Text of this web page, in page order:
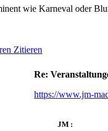
wie Karneval oder
Zitieren
Re:
https://www.jm-
JM :